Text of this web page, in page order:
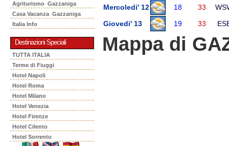
Agriturismo Gazzaniga
Casa Vacanza Gazzaniga
Italia Info
Destinazioni Speciali
TUTTA ITALIA
Terme di Fiuggi
Hotel Napoli
Hotel Roma
Hotel Milano
Hotel Venezia
Hotel Firenze
Hotel Cilento
Hotel Sorrento
Mercoledi' 12
18 33
Giovedi' 13
19 33
Mappa di